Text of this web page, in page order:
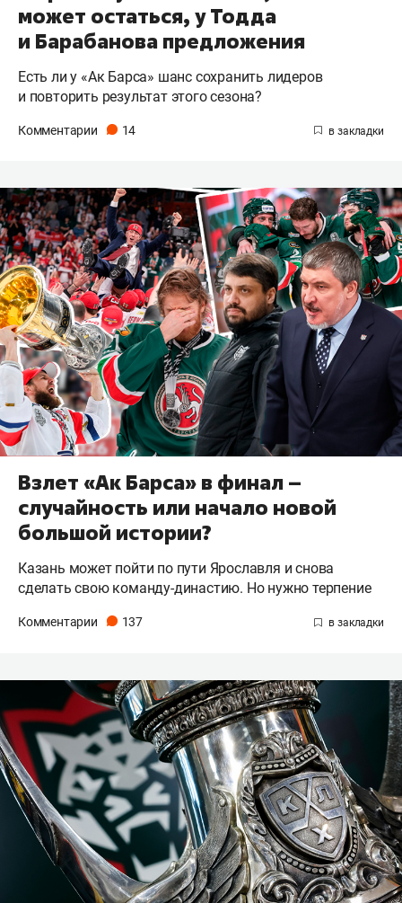
может остаться, у Тодда
и Барабанова предложения
Есть ли у «Ак Барса» шанс сохранить лидеров
и повторить результат этого сезона?
Комментарии 14
Взлет «Ак Барса» в финал –
случайность или начало новой
большой истории?
Казань может пойти по пути Ярославля и снова
сделать свою команду-династию. Но нужно терпение
Комментарии 137